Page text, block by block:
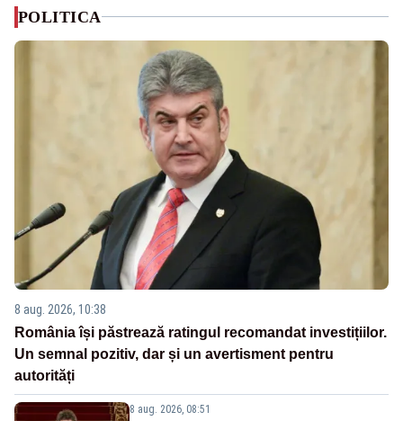
POLITICA
8 aug. 2026, 10:38
România își păstrează ratingul recomandat investițiilor.
Un semnal pozitiv, dar și un avertisment pentru
autorități
8 aug. 2026, 08:51